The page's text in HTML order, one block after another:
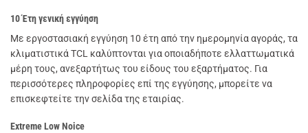
10 Έτη γενική εγγύηση
Με εργοστασιακή εγγύηση 10 έτη από την ημερομηνία αγοράς, τα
κλιματιστικά TCL καλύπτονται για οποιαδήποτε ελλαττωματικά
μέρη τους, ανεξαρτήτως του είδους του εξαρτήματος. Για
περισσότερες πληροφορίες επί της εγγύησης, μπορείτε να
επισκεφτείτε την σελίδα της εταιρίας.
Extreme Low Noice